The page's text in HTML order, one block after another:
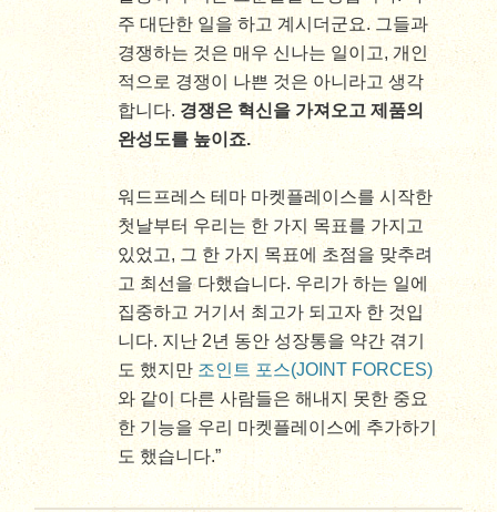
주 대단한 일을 하고 계시더군요. 그들과
경쟁하는 것은 매우 신나는 일이고, 개인
적으로 경쟁이 나쁜 것은 아니라고 생각
합니다. 경쟁은 혁신을 가져오고 제품의
완성도를 높이죠.
워드프레스 테마 마켓플레이스를 시작한
첫날부터 우리는 한 가지 목표를 가지고
있었고, 그 한 가지 목표에 초점을 맞추려
고 최선을 다했습니다. 우리가 하는 일에
집중하고 거기서 최고가 되고자 한 것입
니다. 지난 2년 동안 성장통을 약간 겪기
도 했지만 조인트 포스(JOINT FORCES)
와 같이 다른 사람들은 해내지 못한 중요
한 기능을 우리 마켓플레이스에 추가하기
도 했습니다.”